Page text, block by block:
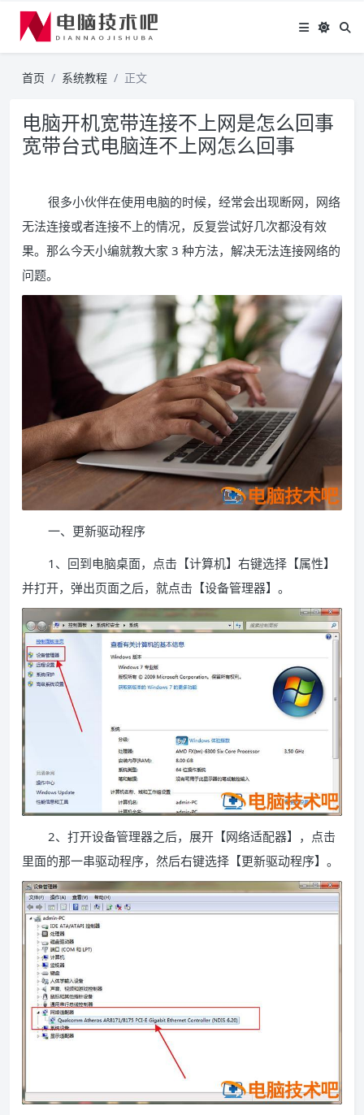
首页 系统教程 正文
电脑开机宽带连接不上网是怎么回事
宽带台式电脑连不上网怎么回事
很多小伙伴在使用电脑的时候，经常会出现断网，网络
无法连接或者连接不上的情况，反复尝试好几次都没有效
果。那么今天小编就教大家 3 种方法，解决无法连接网络的
问题。
一、更新驱动程序
1、回到电脑桌面，点击【计算机】右键选择【属性】
并打开，弹出页面之后，就点击【设备管理器】。
2、打开设备管理器之后，展开【网络适配器】，点击
里面的那一串驱动程序，然后右键选择【更新驱动程序】。